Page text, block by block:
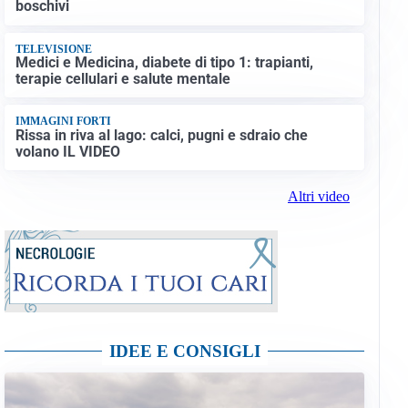
boschivi
TELEVISIONE
Medici e Medicina, diabete di tipo 1: trapianti,
terapie cellulari e salute mentale
IMMAGINI FORTI
Rissa in riva al lago: calci, pugni e sdraio che
volano IL VIDEO
Altri video
IDEE E CONSIGLI